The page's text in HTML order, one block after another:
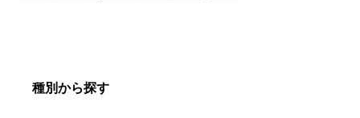
種別から探す